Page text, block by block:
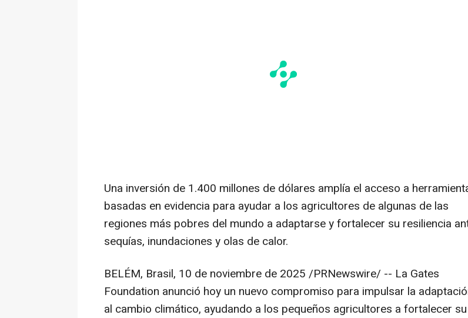
Una inversión de 1.400 millones de dólares amplía el acceso a
basadas en evidencia para ayudar a los agricultores de algunas de las
regiones más pobres del mundo a adaptarse y fortalecer su resiliencia
sequías, inundaciones y olas de calor.
BELÉM, Brasil, 10 de noviembre de 2025 /PRNewswire/ -- La Gates
Foundation anunció hoy un nuevo compromiso para impulsar la
al cambio climático, ayudando a los pequeños agricultores a fortalecer su